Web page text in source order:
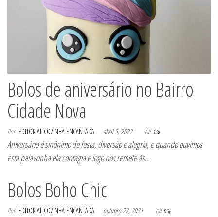
Bolos de aniversário no Bairro
Cidade Nova
Por EDITORIAL COZINHA ENCANTADA abril 9, 2022 Off
Aniversário é sinônimo de festa, diversão e alegria, e quando ouvimos
esta palavrinha ela contagia e logo nos remete às…
Bolos Boho Chic
Por EDITORIAL COZINHA ENCANTADA outubro 22, 2021 Off